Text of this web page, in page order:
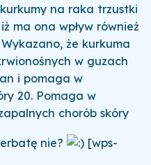
na raka trzustki
ma ona wpływ również
że kurkuma
w guzach
i pomaga w
20. Pomaga w
chorób skóry
nie? [wps-